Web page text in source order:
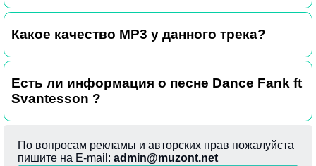
Какое качество MP3 у данного трека?
Есть ли информация о песне Dance Fank ft
Svantesson ?
По вопросам рекламы и авторских прав пожалуйста
пишите на E-mail: admin@muzont.net